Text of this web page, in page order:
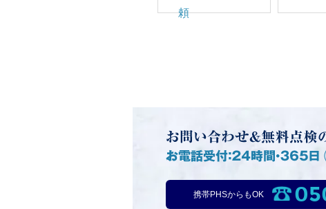
頼
携帯PHSからもOK